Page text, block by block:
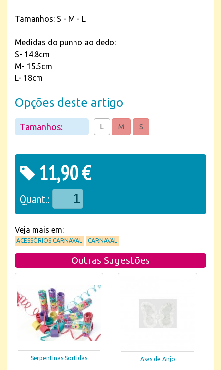
Tamanhos: S - M - L
Medidas do punho ao dedo:
S- 14.8cm
M- 15.5cm
L- 18cm
Opções deste artigo
Tamanhos: L M S
11,90 €
Quant.:
Veja mais em:
ACESSÓRIOS CARNAVAL CARNAVAL
Outras Sugestões
Serpentinas Sortidas Asas de Anjo